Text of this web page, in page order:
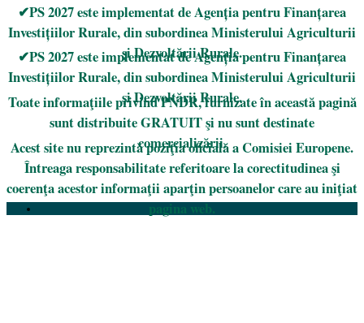
✔PS 2027 este implementat de Agenția pentru Finanțarea
Investițiilor Rurale, din subordinea Ministerului Agriculturii
și Dezvoltării Rurale.
✔PS 2027 este implementat de Agenția pentru Finanțarea
Investițiilor Rurale, din subordinea Ministerului Agriculturii
și Dezvoltării Rurale.
Toate informaţiile privind PNDR, furnizate în această pagină
sunt distribuite GRATUIT şi nu sunt destinate
comercializării.
Acest site nu reprezintă poziţia oficială a Comisiei Europene.
Întreaga responsabilitate referitoare la corectitudinea şi
coerenţa acestor informaţii aparţin persoanelor care au iniţiat
pagina web.